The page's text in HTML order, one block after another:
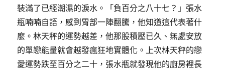
裝滿了已經潮濕的淚水。「負百分之八十七？」張水
瓶喃喃自語，感到胃部一陣翻騰，他知道這代表著什
麼。林天秤的運勢越差，他那股積壓已久、無處安放
的單戀能量就會越發瘋狂地實體化。上次林天秤的戀
愛運勢跌至百分之二十，張水瓶就發現他的廚房裡長